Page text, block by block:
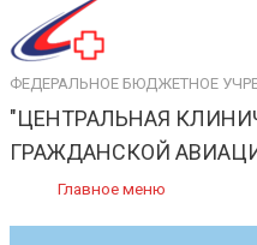
ФЕДЕРАЛЬНОЕ БЮДЖЕТНОЕ
"ЦЕНТРАЛЬНАЯ
ГРАЖДАНСКОЙ
Главное меню